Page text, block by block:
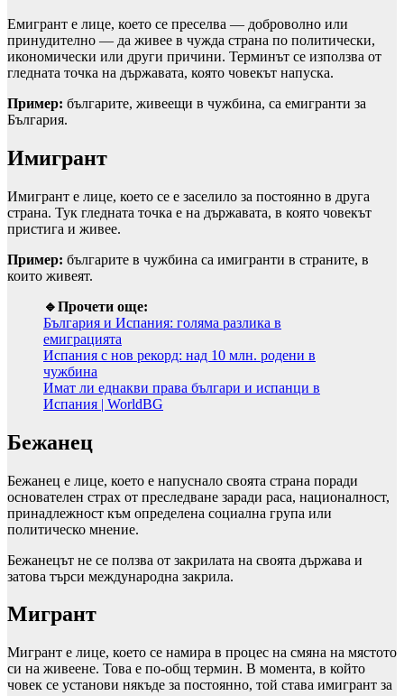
Емигрант е лице, което се преселва — доброволно или
принудително — да живее в чужда страна по политически,
икономически или други причини. Терминът се използва от
гледната точка на държавата, която човекът напуска.
Пример: българите, живеещи в чужбина, са емигранти за
България.
Имигрант
Имигрант е лице, което се е заселило за постоянно в друга
страна. Тук гледната точка е на държавата, в която човекът
пристига и живее.
Пример: българите в чужбина са имигранти в страните, в
които живеят.
🔹Прочети още:
България и Испания: голяма разлика в
емиграцията
Испания с нов рекорд: над 10 млн. родени в
чужбина
Имат ли еднакви права българи и испанци в
Испания | WorldBG
Бежанец
Бежанец е лице, което е напуснало своята страна поради
основателен страх от преследване заради раса, националност,
принадлежност към определена социална група или
политическо мнение.
Бежанецът не се ползва от закрилата на своята държава и
затова търси международна закрила.
Мигрант
Мигрант е лице, което се намира в процес на смяна на мястото
си на живеене. Това е по-общ термин. В момента, в който
човек се установи някъде за постоянно, той става имигрант за